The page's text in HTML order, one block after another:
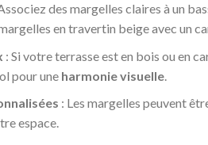
des margelles claires à un
en travertin beige avec un
: Si votre terrasse est en bois ou en
pour une harmonie visuelle.
: Les margelles peuvent
espace.